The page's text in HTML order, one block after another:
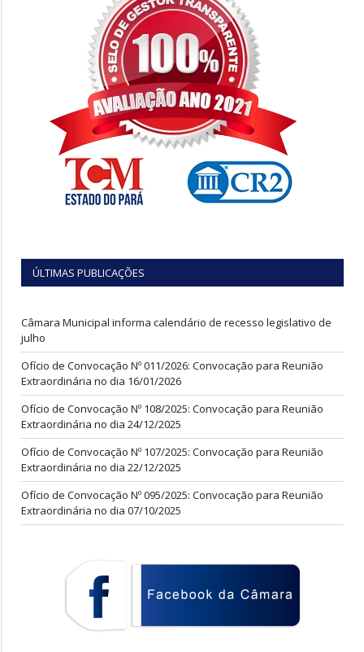
ÚLTIMAS PUBLICAÇÕES
Câmara Municipal informa calendário de recesso legislativo de
julho
Ofício de Convocação Nº 011/2026: Convocação para Reunião
Extraordinária no dia 16/01/2026
Ofício de Convocação Nº 108/2025: Convocação para Reunião
Extraordinária no dia 24/12/2025
Ofício de Convocação Nº 107/2025: Convocação para Reunião
Extraordinária no dia 22/12/2025
Ofício de Convocação Nº 095/2025: Convocação para Reunião
Extraordinária no dia 07/10/2025